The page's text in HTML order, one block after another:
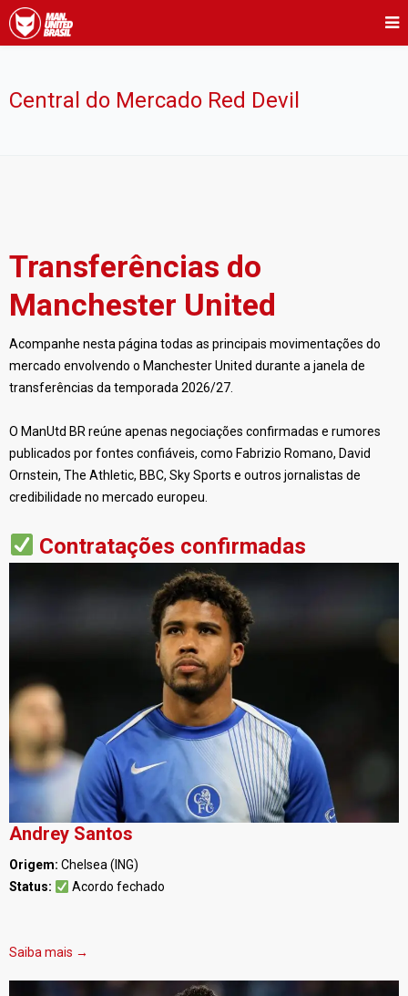
Central do Mercado Red Devil
Transferências do
Manchester United
Acompanhe nesta página todas as principais movimentações do
mercado envolvendo o Manchester United durante a janela de
transferências da temporada 2026/27.
O ManUtd BR reúne apenas negociações confirmadas e rumores
publicados por fontes confiáveis, como Fabrizio Romano, David
Ornstein, The Athletic, BBC, Sky Sports e outros jornalistas de
credibilidade no mercado europeu.
Contratações confirmadas
Andrey Santos
Origem: Chelsea (ING)
Status:
Acordo fechado
Saiba mais →